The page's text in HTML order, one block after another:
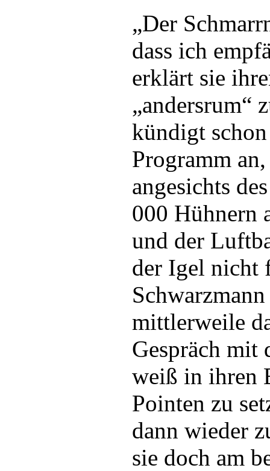
„Der
dass ich
erklärt sie
„andersrum“
kündigt
Programm
angesichts
000 Hühnern
und der
der Igel nicht
mittlerweile
Gespräch mit
weiß in ihren
Pointen zu
dann wieder
sie doch am